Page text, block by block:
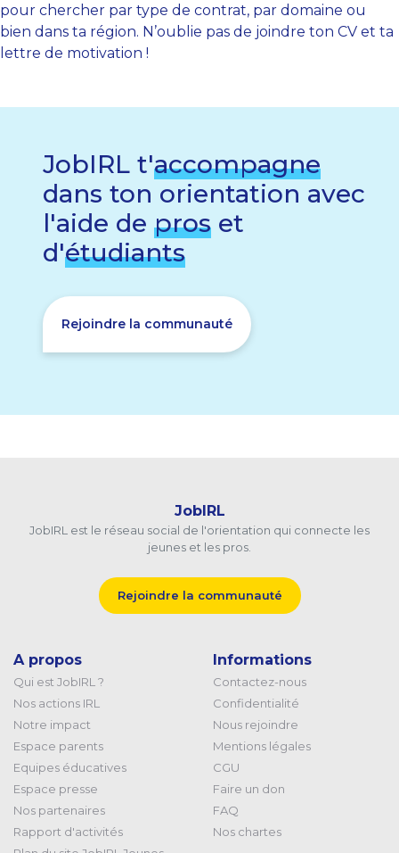
pour chercher par type de contrat, par domaine ou
bien dans ta région. N’oublie pas de joindre ton CV et ta
lettre de motivation !
JobIRL t'accompagne
dans ton orientation avec
l'aide de pros et
d'étudiants
Rejoindre la communauté
JobIRL
JobIRL est le réseau social de l'orientation qui connecte les
jeunes et les pros.
Rejoindre la communauté
A propos
Qui est JobIRL ?
Nos actions IRL
Notre impact
Espace parents
Equipes éducatives
Espace presse
Nos partenaires
Rapport d'activités
Informations
Contactez-nous
Confidentialité
Nous rejoindre
Mentions légales
CGU
Faire un don
FAQ
Nos chartes